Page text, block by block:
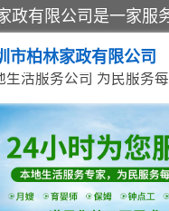
市柏林家政有限公司
生活服务公司 为民服务